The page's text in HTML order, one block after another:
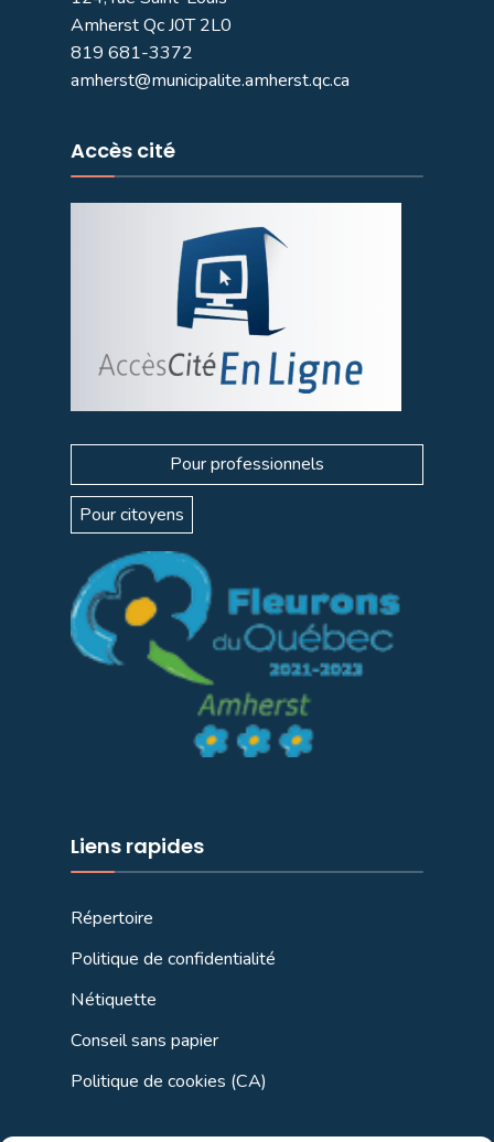
Amherst Qc J0T 2L0
819 681-3372
amherst@municipalite.amherst.qc.ca
Accès cité
Pour professionnels
Pour citoyens
Liens rapides
Répertoire
Politique de confidentialité
Nétiquette
Conseil sans papier
Politique de cookies (CA)